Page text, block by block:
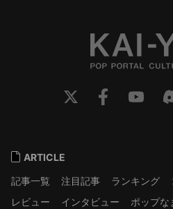
ARTICLE
記事一覧
注目記事 ランキング
レビュー
インタビュー ポップな